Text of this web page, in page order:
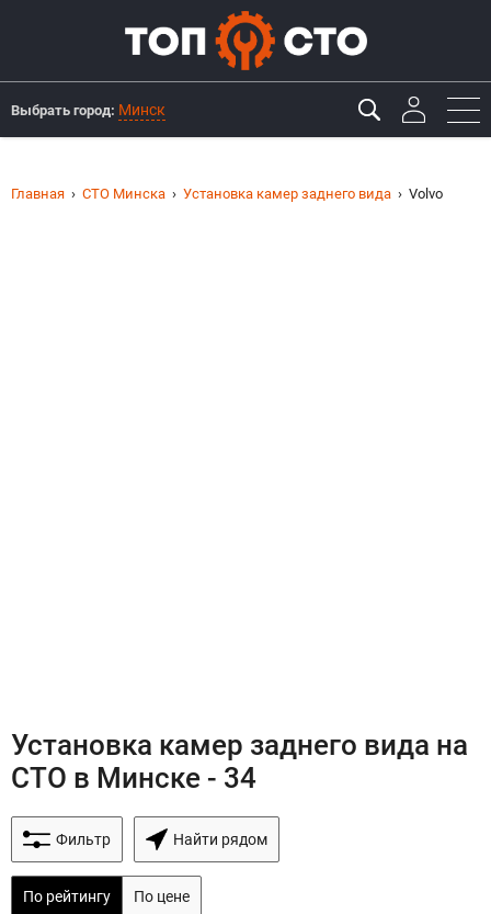
Выбрать город: Минск
Главная СТО Минска Установка камер заднего вида Volvo
Установка камер заднего вида на
СТО в Минске - 34
Фильтр Найти рядом
По рейтингу По цене